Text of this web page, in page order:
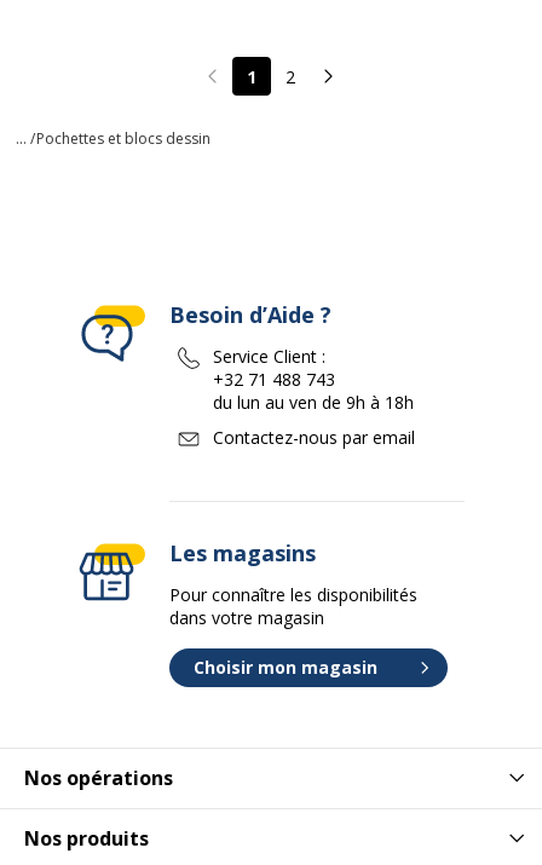
Page précédente
1 2 Page suivante
... /Pochettes et blocs dessin
Nos opérations
Nos produits
Besoin d’Aide ?
Service Client :
+32 71 488 743
du lun au ven de 9h à 18h
Contactez-nous par email
Les magasins
Pour connaître les disponibilités
dans votre magasin
Choisir mon magasin